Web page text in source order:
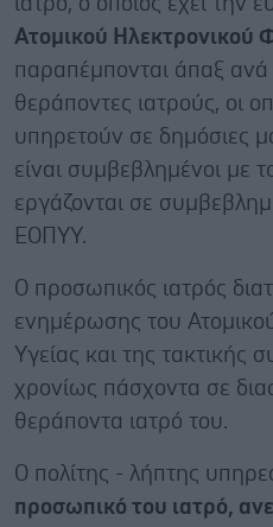
Ατομικού Ηλεκτρονικού
παραπέμπονται άπαξ ανά
θεράποντες ιατρούς, οι
υπηρετούν σε δημόσιες
είναι συμβεβλημένοι με
εργάζονται σε
ΕΟΠΥΥ.
Ο προσωπικός ιατρός
ενημέρωσης του
Υγείας και της τακτικής
χρονίως πάσχοντα σε
θεράποντα ιατρό του.
Ο πολίτης - λήπτης
προσωπικό του ιατρό,